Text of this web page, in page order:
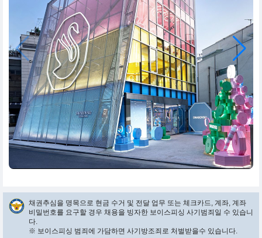
채권추심을 명목으로 현금 수거 및 전달 업무 또는 체크카드, 계좌, 계좌
비밀번호를 요구할 경우 채용을 빙자한 보이스피싱 사기범죄일 수 있습니
다.
※ 보이스피싱 범죄에 가담하면 사기방조죄로 처벌받을수 있습니다.